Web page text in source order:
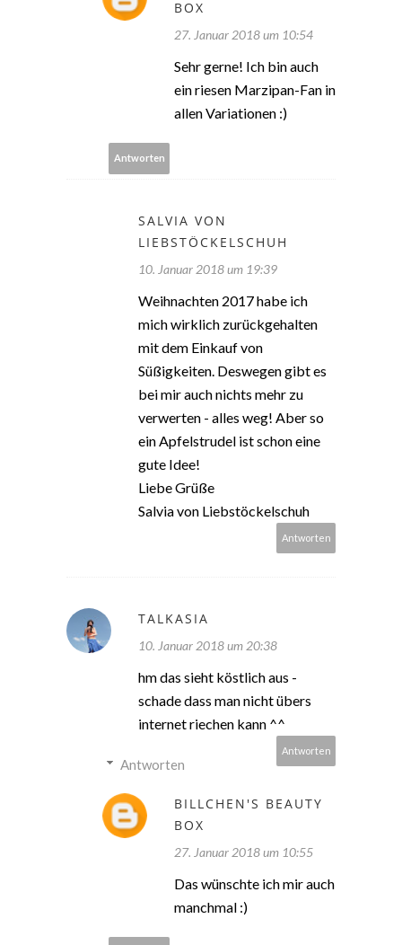
BOX
27. Januar 2018 um 10:54
Sehr gerne! Ich bin auch
ein riesen Marzipan-Fan in
allen Variationen :)
Antworten
SALVIA VON
LIEBSTÖCKELSCHUH
10. Januar 2018 um 19:39
Weihnachten 2017 habe ich
mich wirklich zurückgehalten
mit dem Einkauf von
Süßigkeiten. Deswegen gibt es
bei mir auch nichts mehr zu
verwerten - alles weg! Aber so
ein Apfelstrudel ist schon eine
gute Idee!
Liebe Grüße
Salvia von Liebstöckelschuh
Antworten
TALKASIA
10. Januar 2018 um 20:38
hm das sieht köstlich aus -
schade dass man nicht übers
internet riechen kann ^^
Antworten
Antworten
BILLCHEN'S BEAUTY
BOX
27. Januar 2018 um 10:55
Das wünschte ich mir auch
manchmal :)